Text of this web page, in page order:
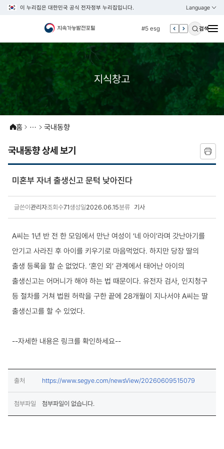
이 누리집은 대한민국 공식 전자정부 누리집입니다. Language
열기
KOREAN
ENGLISH
#5 esg
#6 빈곤
#1 경제
#7 un
검색
지식창고
홈 국내동향
국내동향 상세 보기
미혼부 자녀 출생신고 문턱 낮아진다
글쓴이관리자조회수71생성일2026.06.15분류 기사
A씨는 1년 반 전 한 모임에서 만난 여성이 ‘네 아이’라며 갓난아기를
안기고 사라진 후 아이를 키우기로 마음먹었다. 하지만 당장 딸의
출생 등록을 할 순 없었다. ‘혼인 외’ 관계에서 태어난 아이의
출생신고는 어머니가 해야 하는 법 때문이다. 유전자 검사, 인지청구
등 절차를 거쳐 법원 허락을 구한 끝에 28개월이 지나서야 A씨는 딸
출생신고를 할 수 있었다.
--자세한 내용은 링크를 확인하세요--
출처 https://www.segye.com/newsView/20260609515079
첨부파일 첨부파일이 없습니다.